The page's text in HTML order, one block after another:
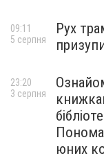
Рух
09:11
5 серпня
юних
23:20
3 серпня